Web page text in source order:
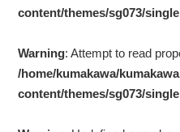
content/themes/sg073/
Warning: Attempt to read
/home/kumakawa/
content/themes/sg073/